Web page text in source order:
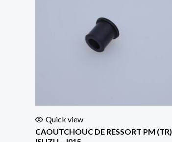
Quick view
CAOUTCHOUC DE RESSORT PM (TR)